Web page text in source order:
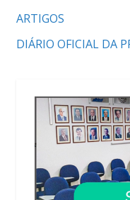
ARTIGOS
DIÁRIO OFICIAL DA